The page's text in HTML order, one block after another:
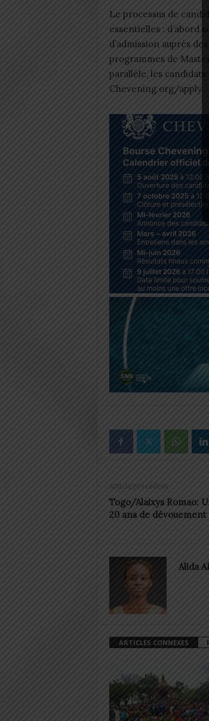
Le processus de
essentielles : d’abord
d’admission auprès
programmes de
parallèle, les
Chevening.org/apply.
Article précédent
Togo/Alaixys Romao:
20 ans de
Alida
ARTICLES CONNEXES